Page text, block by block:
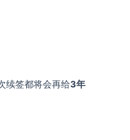
续签都将会再给3年